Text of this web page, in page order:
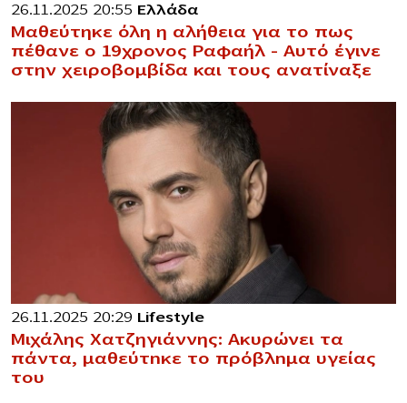
26.11.2025 20:55 Ελλάδα
Μαθεύτηκε όλη η αλήθεια για το πως
πέθανε ο 19χρονος Ραφαήλ – Αυτό έγινε
στην χειροβομβίδα και τους ανατίναξε
26.11.2025 20:29 Lifestyle
Μιχάλης Χατζηγιάννης: Ακυρώνει τα
πάντα, μαθεύτnκε το πρόβλnμα υγείας
του